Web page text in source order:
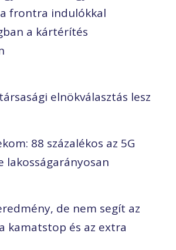
frontra indulókkal
a kártérítés
elnökválasztás lesz
88 százalékos az 5G
lakosságarányosan
de nem segít az
kamatstop és az extra